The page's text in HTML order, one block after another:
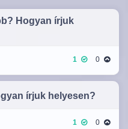
Hogyan írjuk
1 0
írjuk helyesen?
1 0